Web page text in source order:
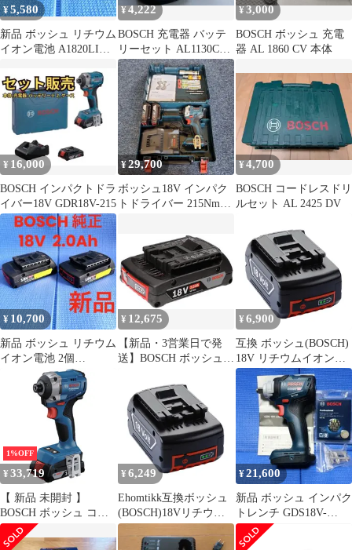
¥5,580
新品 ボッシュ リチウム
イオン電池 A1820LIB
¥4,222
BOSCH 充電器 バッテ
リーセット AL1130CV
ボッシュ
¥3,000
BOSCH ボッシュ 充電
器 AL 1860 CV 本体
¥ 16,000
BOSCH インパクトドラ
イバー18V GDR18V-215
¥29,700
ボッシュ18V インパク
トドライバー 215Nm
¥4,700
BOSCH コードレスドリ
ルセット AL 2425 DV
¥ 10,700
新品 ボッシュ リチウム
イオン電池 2個
A1820LIB 18V 2.0Ah
¥ 12,675
【新品・3営業日で発
送】BOSCH ボッシュ
2.0Ah A1820LIB
1600A001CD
¥ 6,900
互換 ボッシュ(BOSCH)
18V リチウムイオンバ
ッテリー 6000mAh ボッ
シュ バッテリー18V 互
換 A1860LIB BAT609
BAT610 BAT618
A1825LIG A1820LIBma
b09915fd
1%OFF
¥ 33,719
【 新品 未開封 】
BOSCH ボッシュ コー
ドレスインパクトドラ
イバー GDR18V215 未
¥ 6,249
Ehomtikk互換ボッシュ
(BOSCH)18Vリチウム
イオンバッテリー
6000mAhボッシュバッ
¥21,600
新品 ボッシュ インパク
トレンチ GDS18V-
330HC チップ GCY42